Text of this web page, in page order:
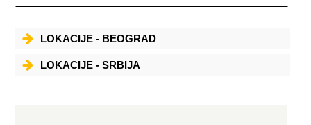
LOKACIJE - BEOGRAD
LOKACIJE - SRBIJA